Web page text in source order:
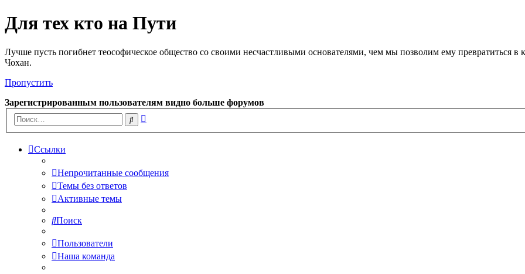
Для тех кто на Пути
Лучше пусть погибнет теософическое общество со своими несчастливыми основателями, чем мы позволим ему превратиться
Чохан.
Пропустить
Зарегистрированным пользователям видно больше форумов
Поиск
Ссылки
Непрочитанные сообщения
Темы без ответов
Активные темы
Поиск
Пользователи
Наша команда